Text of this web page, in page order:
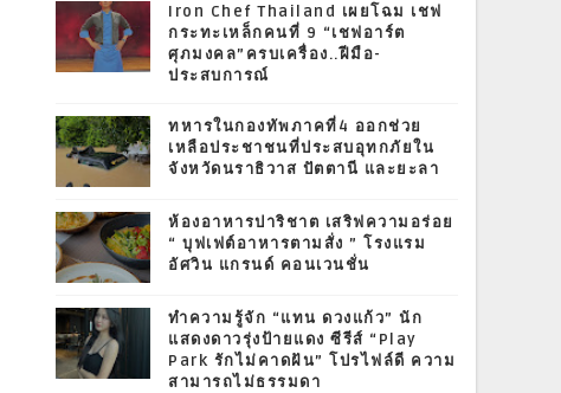
Iron Chef Thailand เผยโฉม เชฟ
กระทะเหล็กคนที่ 9 “เชฟอาร์ต
ศุภมงคล”ครบเครื่อง..ฝีมือ-
ประสบการณ์
ทหารในกองทัพภาคที่4 ออกช่วย
เหลือประชาชนที่ประสบอุทกภัยใน
จังหวัดนราธิวาส ปัตตานี และยะลา
ห้องอาหารปาริชาต เสริฟความอร่อย
“ บุฟเฟต์อาหารตามสั่ง ” โรงแรม
อัศวิน แกรนด์ คอนเวนชั่น
ทำความรู้จัก “แทน ดวงแก้ว” นัก
แสดงดาวรุ่งป้ายแดง ซีรีส์ “Play
Park รักไม่คาดฝัน” โปรไฟล์ดี ความ
สามารถไม่ธรรมดา